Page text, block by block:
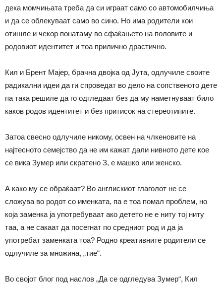
дека момчињата треба да си играат само со автомобилчиња
и да се облекуваат само во сино. Но има родители кои
отишле и чекор понатаму во сфаќањето на половите и
родовиот идентитет и тоа прилично драстично.
Кил и Брент Мајер, брачна двојка од Јута, одлучиле своите
радикални идеи да ги спроведат во дело на сопственото дете
па така решиле да го одгледаат без да му наметнуваат било
каков родов идентитет и без притисок на стереотипите.
Затоа свесно одлучиле никому, освен на члкеновите на
најтесното семејство да не им кажат дали нивното дете кое
се вика Зумер или скратено З, е машко или женско.
А како му се обраќаат? Во англискиот глаголот не се
сложува во родот со именката, па е тоа помал проблем, но
која заменка ја употребуваат ако детето не е ниту тој ниту
таа, а не сакаат да посегнат по средниот род и да ја
употребат заменката тоа? Родно креативните родители се
одлучиле за множина, „тие“.
Во својот блог под наслов „Да се одгледува Зумер“, Кил